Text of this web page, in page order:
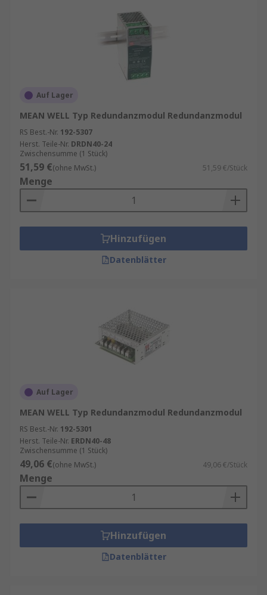
Auf Lager
MEAN WELL Typ Redundanzmodul Redundanzmodul
RS Best.-Nr. 192-5307
Herst. Teile-Nr. DRDN40-24
Zwischensumme (1 Stück)
51,59 €(ohne MwSt.) 51,59 €/Stück
Menge
Hinzufügen
Datenblätter
Auf Lager
MEAN WELL Typ Redundanzmodul Redundanzmodul
RS Best.-Nr. 192-5301
Herst. Teile-Nr. ERDN40-48
Zwischensumme (1 Stück)
49,06 €(ohne MwSt.) 49,06 €/Stück
Menge
Hinzufügen
Datenblätter